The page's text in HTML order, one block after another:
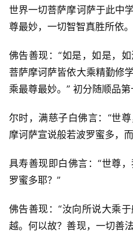
世界一切菩萨摩诃萨于此中
尊最妙，一切智智真胜所依
佛告善现：“如是，如是，
菩萨摩诃萨皆依大乘精勤修
乘最尊最妙。” 初分随顺品
尔时，满慈子白佛言：“世
摩诃萨宣说般若波罗蜜多，
具寿善现即白佛言：“世尊
罗蜜多耶？”
佛告善现：“汝向所说大乘
越。何以故？善现，一切善